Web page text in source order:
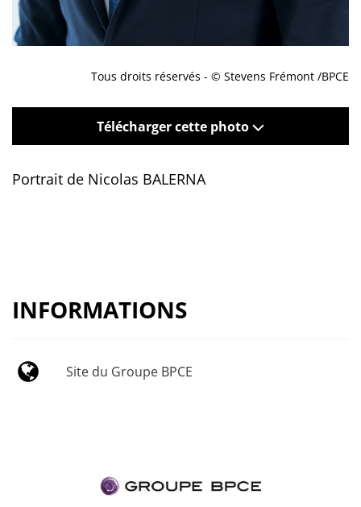
Tous droits réservés - © Stevens Frémont /BPCE
Télécharger cette photo
Portrait de Nicolas BALERNA
INFORMATIONS
Site du Groupe BPCE